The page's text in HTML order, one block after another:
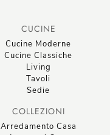
CUCINE
Cucine Moderne
Cucine Classiche
Living
Tavoli
Sedie
COLLEZIONI
Arredamento Casa